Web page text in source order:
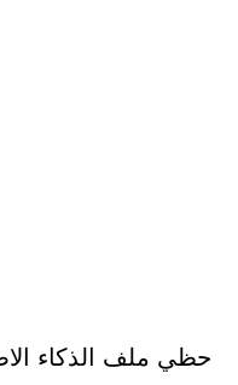
حظي ملف الذكاء